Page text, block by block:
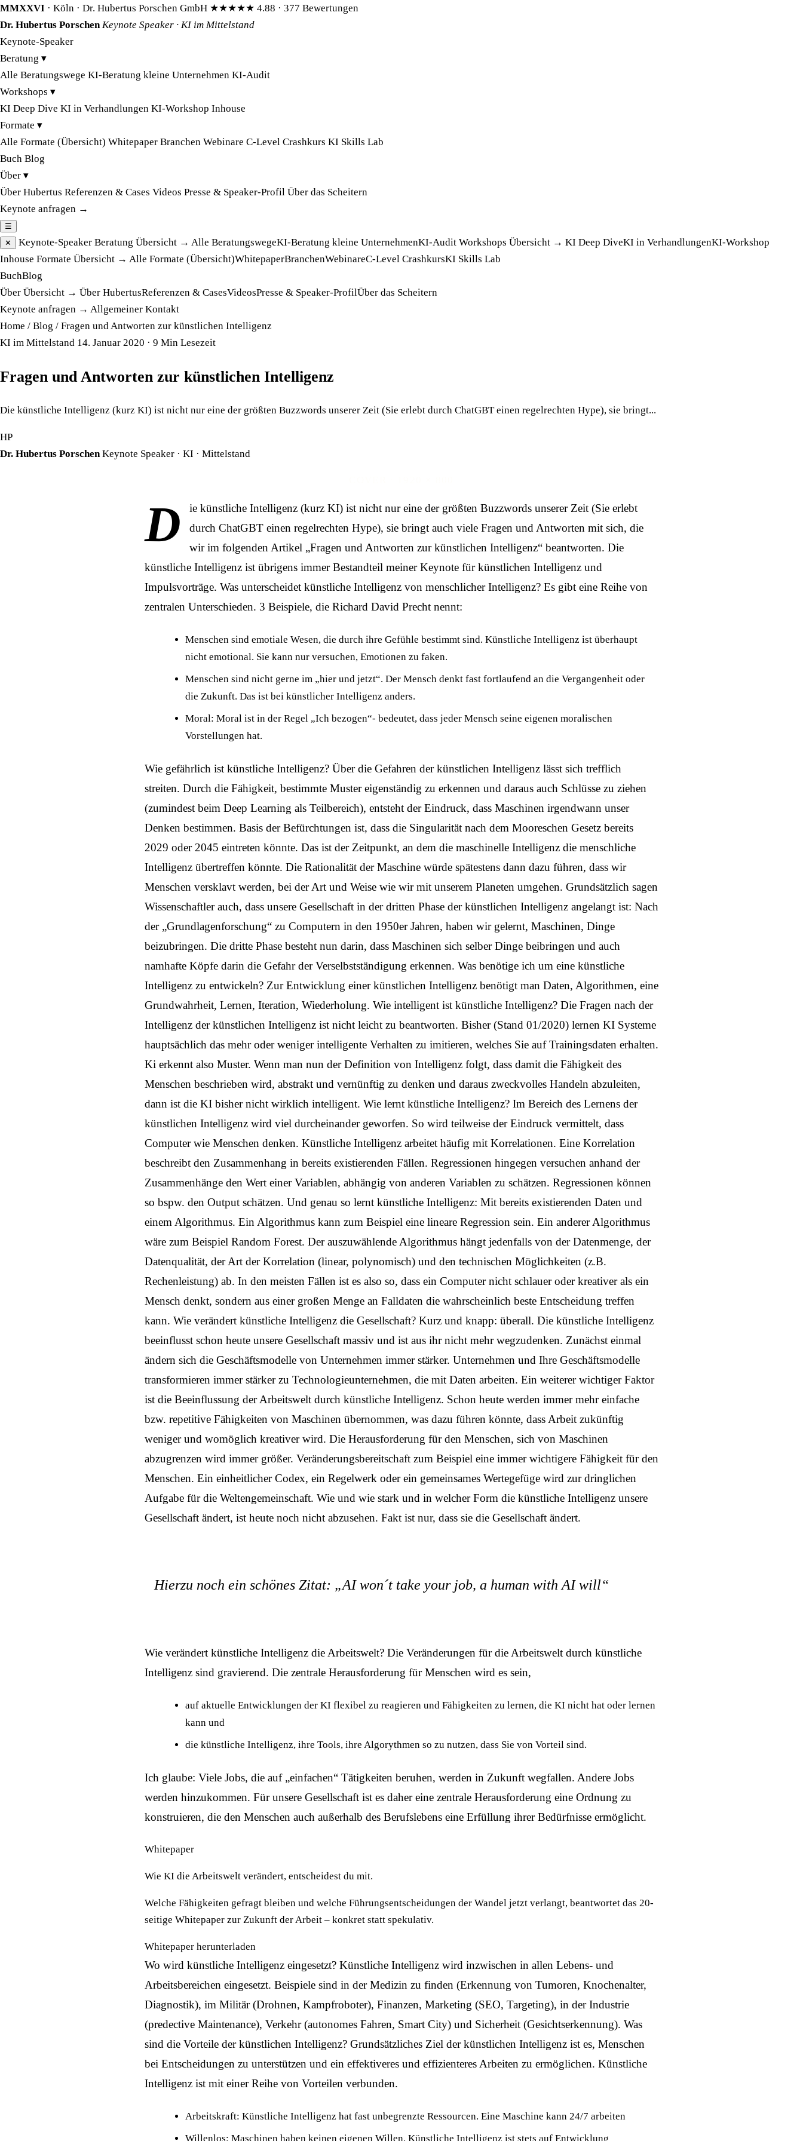
MMXXVI · Köln · Dr. Hubertus Porschen GmbH ★★★★★ 4.88 · 377 Bewertungen
Dr. Hubertus Porschen Keynote Speaker · KI im Mittelstand
Keynote-Speaker
Beratung ▾
Alle Beratungswege KI-Beratung kleine Unternehmen KI-Audit
Workshops ▾
KI Deep Dive KI in Verhandlungen KI-Workshop Inhouse
Formate ▾
Alle Formate (Übersicht) Whitepaper Branchen Webinare C-Level Crashkurs KI Skills Lab
Buch Blog
Über ▾
Über Hubertus Referenzen & Cases Videos Presse & Speaker-Profil Über das Scheitern
Keynote anfragen →
☰
✕
Keynote-Speaker Beratung Übersicht → Alle BeratungswegeKI-Beratung kleine UnternehmenKI-Audit Workshops Übersicht → KI Deep DiveKI in VerhandlungenKI-Workshop
Inhouse Formate Übersicht → Alle Formate (Übersicht)WhitepaperBranchenWebinareC-Level CrashkursKI Skills Lab
BuchBlog
Über Übersicht → Über HubertusReferenzen & CasesVideosPresse & Speaker-ProfilÜber das Scheitern
Keynote anfragen → Allgemeiner Kontakt
Home / Blog / Fragen und Antworten zur künstlichen Intelligenz
KI im Mittelstand 14. Januar 2020 · 9 Min Lesezeit
Fragen und Antworten zur künstlichen Intelligenz
Die künstliche Intelligenz (kurz KI) ist nicht nur eine der größten Buzzwords unserer Zeit (Sie erlebt durch ChatGBT einen regelrechten Hype), sie bringt...
HP
Dr. Hubertus Porschen Keynote Speaker · KI · Mittelstand
D
ie künstliche Intelligenz (kurz KI) ist nicht nur eine der größten Buzzwords unserer Zeit (Sie erlebt
durch ChatGBT einen regelrechten Hype), sie bringt auch viele Fragen und Antworten mit sich, die
wir im folgenden Artikel „Fragen und Antworten zur künstlichen Intelligenz“ beantworten. Die
künstliche Intelligenz ist übrigens immer Bestandteil meinerKeynote für künstlichen Intelligenz und
Impulsvorträge. Was unterscheidet künstliche Intelligenz von menschlicher Intelligenz? Es gibt eine Reihe von
zentralen Unterschieden. 3 Beispiele, die Richard David Precht nennt:
Menschen sind emotiale Wesen, die durch ihre Gefühle bestimmt sind. Künstliche Intelligenz ist überhaupt
nicht emotional. Sie kann nur versuchen, Emotionen zu faken.
Menschen sind nicht gerne im „hier und jetzt“. Der Mensch denkt fast fortlaufend an die Vergangenheit oder
die Zukunft. Das ist bei künstlicher Intelligenz anders.
Moral: Moral ist in der Regel „Ich bezogen“- bedeutet, dass jeder Mensch seine eigenen moralischen
Vorstellungen hat.
Wie gefährlich ist künstliche Intelligenz? Über die Gefahren der künstlichen Intelligenz lässt sich trefflich
streiten. Durch die Fähigkeit, bestimmte Muster eigenständig zu erkennen und daraus auch Schlüsse zu ziehen
(zumindest beim Deep Learning als Teilbereich), entsteht der Eindruck, dass Maschinen irgendwann unser
Denken bestimmen. Basis der Befürchtungen ist, dass die Singularität nach dem Mooreschen Gesetz bereits
2029 oder 2045 eintreten könnte. Das ist der Zeitpunkt, an dem die maschinelle Intelligenz die menschliche
Intelligenz übertreffen könnte. Die Rationalität der Maschine würde spätestens dann dazu führen, dass wir
Menschen versklavt werden, bei der Art und Weise wie wir mit unserem Planeten umgehen. Grundsätzlich sagen
Wissenschaftler auch, dass unsere Gesellschaft in der dritten Phase der künstlichen Intelligenz angelangt ist: Nach
der „Grundlagenforschung“ zu Computern in den 1950er Jahren, haben wir gelernt, Maschinen, Dinge
beizubringen. Die dritte Phase besteht nun darin, dass Maschinen sich selber Dinge beibringen und auch
namhafte Köpfe darin die Gefahr der Verselbstständigung erkennen. Was benötige ich um eine künstliche
Intelligenz zu entwickeln? Zur Entwicklung einerkünstlichen Intelligenz benötigt man Daten, Algorithmen, eine
Grundwahrheit, Lernen, Iteration, Wiederholung. Wie intelligent ist künstliche Intelligenz? Die Fragen nach der
Intelligenz der künstlichen Intelligenz ist nicht leicht zu beantworten. Bisher (Stand 01/2020) lernen KI Systeme
hauptsächlich das mehr oder weniger intelligente Verhalten zu imitieren, welches Sie auf Trainingsdaten erhalten.
Ki erkennt also Muster. Wenn man nun der Definition von Intelligenz folgt, dass damit die Fähigkeit des
Menschen beschrieben wird, abstrakt und vernünftig zu denken und daraus zweckvolles Handeln abzuleiten,
dann ist die KI bisher nicht wirklich intelligent. Wie lernt künstliche Intelligenz? Im Bereich des Lernens der
künstlichen Intelligenz wird viel durcheinander geworfen. So wird teilweise der Eindruck vermittelt, dass
Computer wie Menschen denken. Künstliche Intelligenz arbeitet häufig mit Korrelationen. Eine Korrelation
beschreibt den Zusammenhang in bereits existierenden Fällen. Regressionen hingegen versuchen anhand der
Zusammenhänge den Wert einer Variablen, abhängig von anderen Variablen zu schätzen. Regressionen können
so bspw. den Output schätzen. Und genau so lernt künstliche Intelligenz: Mit bereits existierenden Daten und
einem Algorithmus. Ein Algorithmus kann zum Beispiel eine lineare Regression sein. Ein anderer Algorithmus
wäre zum Beispiel Random Forest. Der auszuwählende Algorithmus hängt jedenfalls von der Datenmenge, der
Datenqualität, der Art der Korrelation (linear, polynomisch) und den technischen Möglichkeiten (z.B.
Rechenleistung) ab. In den meisten Fällen ist es also so, dass ein Computer nicht schlauer oder kreativer als ein
Mensch denkt, sondern aus einer großen Menge an Falldaten die wahrscheinlich beste Entscheidung treffen
kann. Wie verändert künstliche Intelligenz die Gesellschaft? Kurz und knapp: überall. Die künstliche Intelligenz
beeinflusst schon heute unsere Gesellschaft massiv und ist aus ihr nicht mehr wegzudenken. Zunächst einmal
ändern sich die Geschäftsmodelle von Unternehmen immer stärker. Unternehmen und Ihre Geschäftsmodelle
transformieren immer stärker zu Technologieunternehmen, die mit Daten arbeiten. Ein weiterer wichtiger Faktor
ist die Beeinflussung der Arbeitswelt durch künstliche Intelligenz. Schon heute werden immer mehr einfache
bzw. repetitive Fähigkeiten von Maschinen übernommen, was dazu führen könnte, dass Arbeit zukünftig
weniger und womöglich kreativer wird. Die Herausforderung für den Menschen, sich von Maschinen
abzugrenzen wird immer größer. Veränderungsbereitschaft zum Beispiel eine immer wichtigere Fähigkeit für den
Menschen. Ein einheitlicher Codex, ein Regelwerk oder ein gemeinsames Wertegefüge wird zur dringlichen
Aufgabe für die Weltengemeinschaft. Wie und wie stark und in welcher Form die künstliche Intelligenz unsere
Gesellschaft ändert, ist heute noch nicht abzusehen. Fakt ist nur, dass sie die Gesellschaft ändert.
Hierzu noch ein schönes Zitat: „AI won´t take your job, a human with AI will“
Wie verändert künstliche Intelligenz die Arbeitswelt? Die Veränderungen für die Arbeitswelt durch künstliche
Intelligenz sind gravierend. Die zentrale Herausforderung für Menschen wird es sein,
auf aktuelle Entwicklungen der KI flexibel zu reagieren und Fähigkeiten zu lernen, die KI nicht hat oder lernen
kann und
die künstliche Intelligenz, ihre Tools, ihre Algorythmen so zu nutzen, dass Sie von Vorteil sind.
Ich glaube: Viele Jobs, die auf „einfachen“ Tätigkeiten beruhen, werden in Zukunft wegfallen. Andere Jobs
werden hinzukommen. Für unsere Gesellschaft ist es daher eine zentrale Herausforderung eine Ordnung zu
konstruieren, die den Menschen auch außerhalb des Berufslebens eine Erfüllung ihrer Bedürfnisse ermöglicht.
Whitepaper
Wie KI die Arbeitswelt verändert, entscheidest du mit.
Welche Fähigkeiten gefragt bleiben und welche Führungsentscheidungen der Wandel jetzt verlangt, beantwortet das 20-
seitige Whitepaper zur Zukunft der Arbeit – konkret statt spekulativ.
Whitepaper herunterladen
Wo wird künstliche Intelligenz eingesetzt? Künstliche Intelligenz wird inzwischen in allen Lebens- und
Arbeitsbereichen eingesetzt. Beispiele sind in der Medizin zu finden (Erkennung von Tumoren, Knochenalter,
Diagnostik), im Militär (Drohnen, Kampfroboter), Finanzen, Marketing (SEO, Targeting), in der Industrie
(predective Maintenance), Verkehr (autonomes Fahren, Smart City) und Sicherheit (Gesichtserkennung). Was
sind die Vorteile der künstlichen Intelligenz? Grundsätzliches Ziel der künstlichen Intelligenz ist es, Menschen
bei Entscheidungen zu unterstützen und ein effektiveres und effizienteres Arbeiten zu ermöglichen. Künstliche
Intelligenz ist mit einer Reihe von Vorteilen verbunden.
Arbeitskraft: Künstliche Intelligenz hat fast unbegrenzte Ressourcen. Eine Maschine kann 24/7 arbeiten
Willenlos: Maschinen haben keinen eigenen Willen. Künstliche Intelligenz ist stets auf Entwicklung